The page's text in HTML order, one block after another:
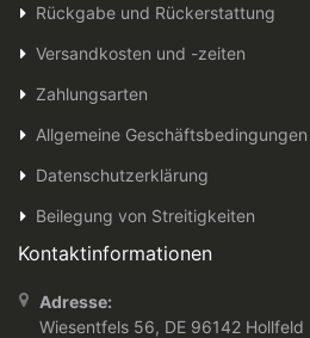
Rückgabe und Rückerstattung
Versandkosten und -zeiten
Zahlungsarten
Allgemeine Geschäftsbedingungen
Datenschutzerklärung
Beilegung von Streitigkeiten
Kontaktinformationen
Adresse:
Wiesentfels 56, DE 96142 Hollfeld